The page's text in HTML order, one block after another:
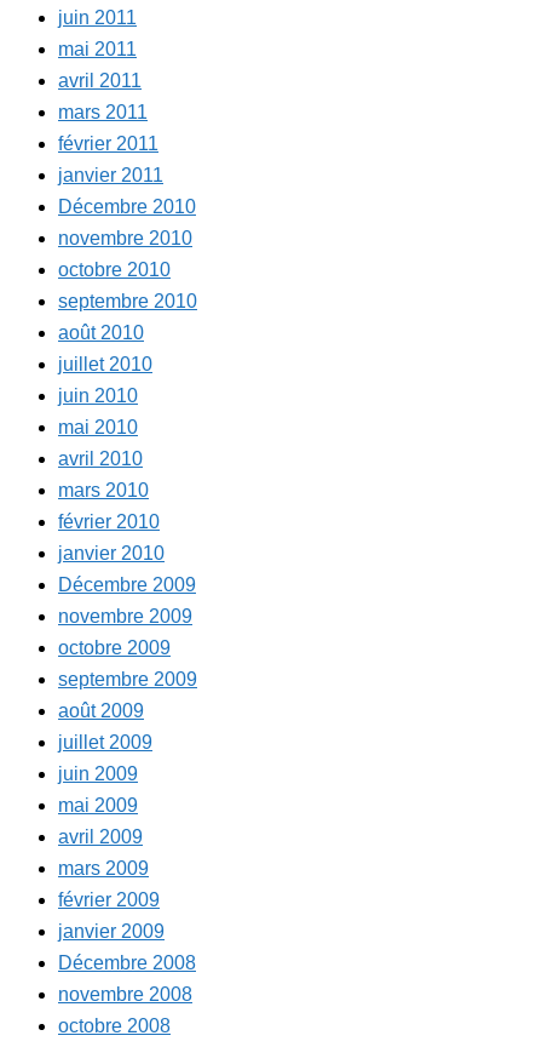
juin 2011
mai 2011
avril 2011
mars 2011
février 2011
janvier 2011
Décembre 2010
novembre 2010
octobre 2010
septembre 2010
août 2010
juillet 2010
juin 2010
mai 2010
avril 2010
mars 2010
février 2010
janvier 2010
Décembre 2009
novembre 2009
octobre 2009
septembre 2009
août 2009
juillet 2009
juin 2009
mai 2009
avril 2009
mars 2009
février 2009
janvier 2009
Décembre 2008
novembre 2008
octobre 2008